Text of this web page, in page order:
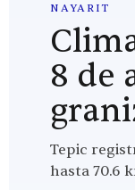
NAYARIT
8 de
Tepic
hasta 70.6